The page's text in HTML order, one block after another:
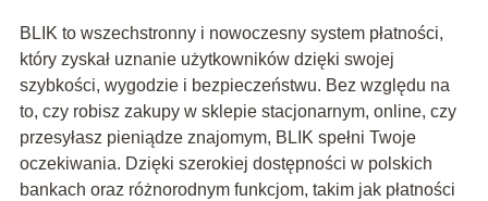
BLIK to wszechstronny i nowoczesny system płatności,
który zyskał uznanie użytkowników dzięki swojej
szybkości, wygodzie i bezpieczeństwu. Bez względu na
to, czy robisz zakupy w sklepie stacjonarnym, online, czy
przesyłasz pieniądze znajomym, BLIK spełni Twoje
oczekiwania. Dzięki szerokiej dostępności w polskich
bankach oraz różnorodnym funkcjom, takim jak płatności